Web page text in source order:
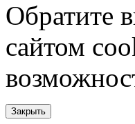
Обратите
сайтом
Закрыть